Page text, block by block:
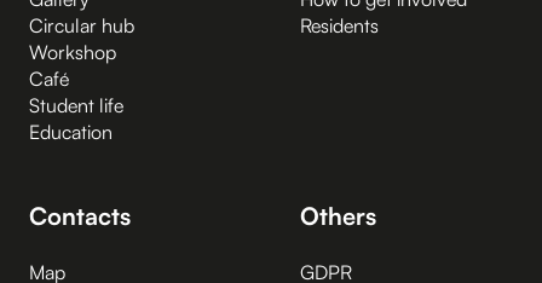
Circular hub
Workshop
Café
Student life
Education
Residents
Contacts
Map
Others
GDPR